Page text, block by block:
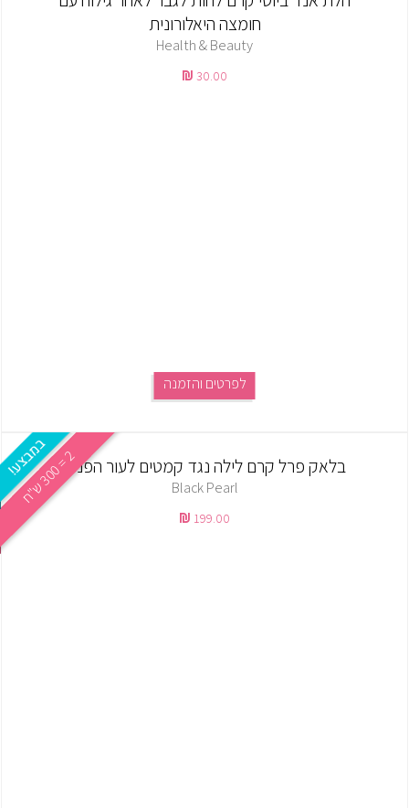
חומצה היאלורונית
Health & Beauty
30.00
לפרטים והזמנה
2
=
3
0
0
ש
"
ח
בלאק פרל קרם לילה נגד קמטים לעור הפנים
Black Pearl
199.00